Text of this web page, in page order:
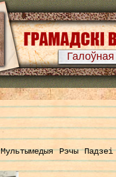
Галоўная
Мультымедыя Рэчы Падзеі